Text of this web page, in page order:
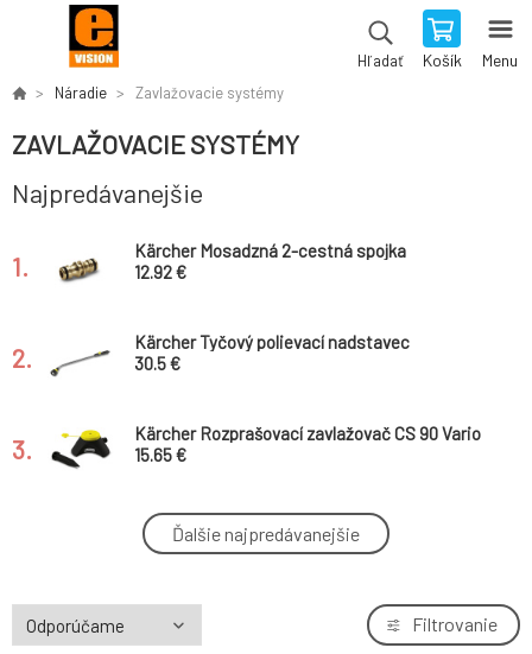
Hľadať Košík Menu
Náradie Zavlažovacie systémy
ZAVLAŽOVACIE SYSTÉMY
Najpredávanejšie
1.
Kärcher Mosadzná 2-cestná spojka
12.92 €
2.
Kärcher Tyčový polievací nadstavec
30.5 €
3.
Kärcher Rozprašovací zavlažovač CS 90 Vario
15.65 €
Kärcher Hadica PrimoFlex® (1/2" - 50 m)
79.06 €
5.
Ďalšie najpredávanejšie
Filtrovanie